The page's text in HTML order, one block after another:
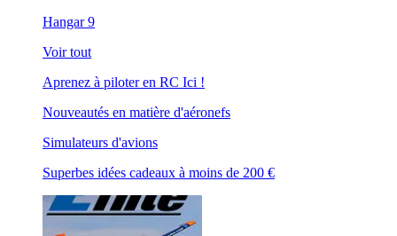
Hangar 9
Voir tout
Aprenez à piloter en RC Ici !
Nouveautés en matière d'aéronefs
Simulateurs d'avions
Superbes idées cadeaux à moins de 200 €